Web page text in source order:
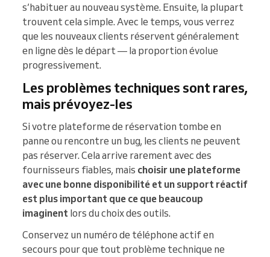
s’habituer au nouveau système. Ensuite, la plupart
trouvent cela simple. Avec le temps, vous verrez
que les nouveaux clients réservent généralement
en ligne dès le départ — la proportion évolue
progressivement.
Les problèmes techniques sont rares,
mais prévoyez-les
Si votre plateforme de réservation tombe en
panne ou rencontre un bug, les clients ne peuvent
pas réserver. Cela arrive rarement avec des
fournisseurs fiables, mais choisir une plateforme
avec une bonne disponibilité et un support réactif
est plus important que ce que beaucoup
imaginent lors du choix des outils.
Conservez un numéro de téléphone actif en
secours pour que tout problème technique ne